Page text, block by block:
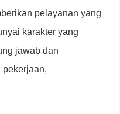
pelayanan yang
karakter yang
jawab dan
pekerjaan,